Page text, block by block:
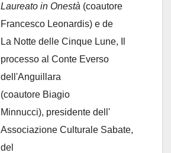
Laureato in Onestà (coautore
Francesco Leonardis) e de
La Notte delle Cinque Lune, Il
processo al Conte Everso
dell'Anguillara
(coautore Biagio
Minnucci), presidente dell'
Associazione Culturale Sabate,
del